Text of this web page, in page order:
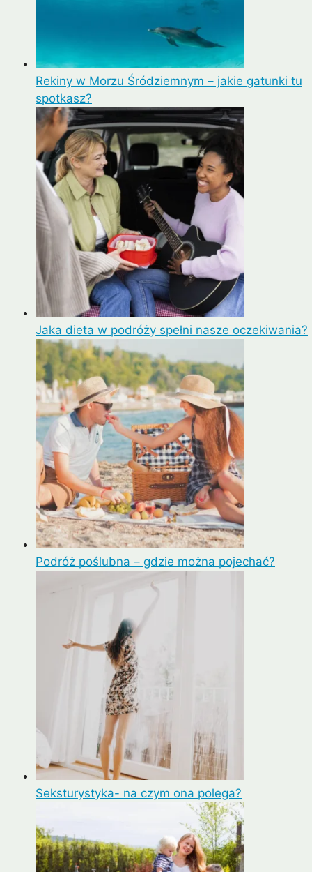
Rekiny w Morzu Śródziemnym – jakie gatunki tu
spotkasz?
Jaka dieta w podróży spełni nasze oczekiwania?
Podróż poślubna – gdzie można pojechać?
Seksturystyka- na czym ona polega?